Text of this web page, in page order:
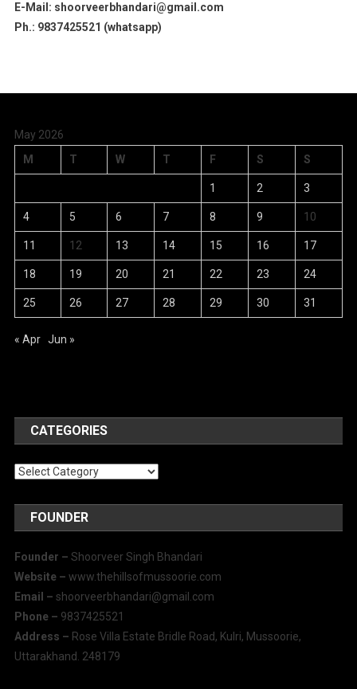
E-Mail: shoorveerbhandari@gmail.com
Ph.: 9837425521 (whatsapp)
May 2026
M
T W T F S S
1 2 3
4 5 6 7 8 9 10
11 12 13 14 15 16 17
18 19 20 21 22 23 24
25 26 27 28 29 30 31
« Apr Jun »
CATEGORIES
Categories
FOUNDER
Founder – Shoorveer Singh Bhandari
Website – www.thehillsofmussoorie.com
Email – shoorveerbhandari@gmail.com
Phone – 9837425521
Address – Rose Villa Estate Bridle Road, Kulri, Mussoorie,
Uttarakhand. 248179